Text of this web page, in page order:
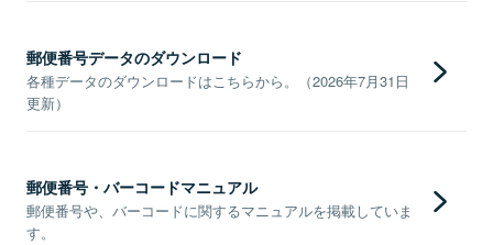
郵便番号データのダウンロード
各種データのダウンロードはこちらから。（2026年7月31日
更新）
郵便番号・バーコードマニュアル
郵便番号や、バーコードに関するマニュアルを掲載していま
す。